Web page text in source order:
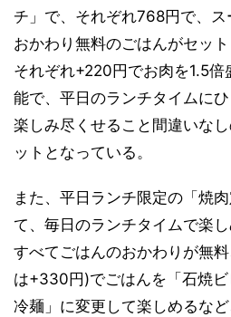
チ」で、それぞれ768円で、
おかわり無料のごはんがセッ
それぞれ+220円でお肉を1.5
能で、平日のランチタイムに
楽しみ尽くせること間違いな
ットとなっている。
また、平日ランチ限定の「焼
て、毎日のランチタイムで楽し
すべてごはんのおかわりが無
は+330円)でごはんを「石焼
冷麺」に変更して楽しめるな